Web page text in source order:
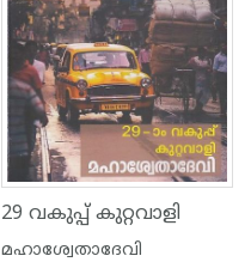
29 വകുപ്പ് കുറ്റവാളി
മഹാശ്വേതാദേവി